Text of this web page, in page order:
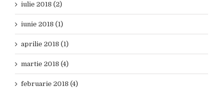
iulie 2018 (2)
iunie 2018 (1)
aprilie 2018 (1)
martie 2018 (4)
februarie 2018 (4)